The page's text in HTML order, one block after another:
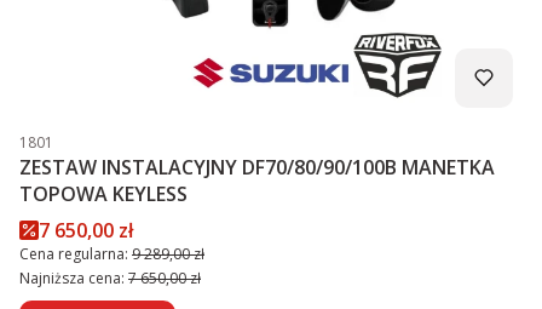
Kod produktu
1801
ZESTAW INSTALACYJNY DF70/80/90/100B MANETKA
TOPOWA KEYLESS
Cena promocyjna
7 650,00 zł
Cena regularna: 9 289,00 zł
Najniższa cena: 7 650,00 zł